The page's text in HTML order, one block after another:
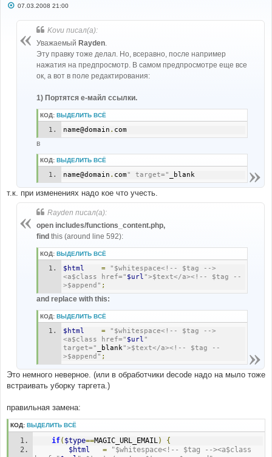
С07.03.2008 21:00
Kovu писал(а):
Уважаемый Rayden.
Эту правку тоже делал. Но, всеравно, после например
нажатия на предпросмотр. В самом предпросмотре еще все
ок, а вот в поле редактирования:
1) Портятся е-майл ссылки.
КОД: ВЫДЕЛИТЬ ВСЁ
name@domain . com
в
КОД: ВЫДЕЛИТЬ ВСЁ
name@domain . com " target=" _blank
т.к. при изменениях надо кое что учесть.
Rayden писал(а):
open includes/functions_content.php,
find this (around line 592):
КОД: ВЫДЕЛИТЬ ВСЁ
$html =
"$whitespace<!-- $tag -->
<a$class href=" $url ">$text</a><!-- $tag --
>$append" ;
and replace with this:
КОД: ВЫДЕЛИТЬ ВСЁ
$html =
"$whitespace<!-- $tag -->
<a$class href=" $url "
target="
_blank">$text</a><!-- $tag --
>$append" ;
Это немного неверное. (или в обработчики decode надо на мыло тоже
встраивать уборку таргета.)
правильная замена:
КОД: ВЫДЕЛИТЬ ВСЁ
if( $type==MAGIC_URL_EMAIL)
{
$html
=
"$whitespace<!-- $tag --><a$class